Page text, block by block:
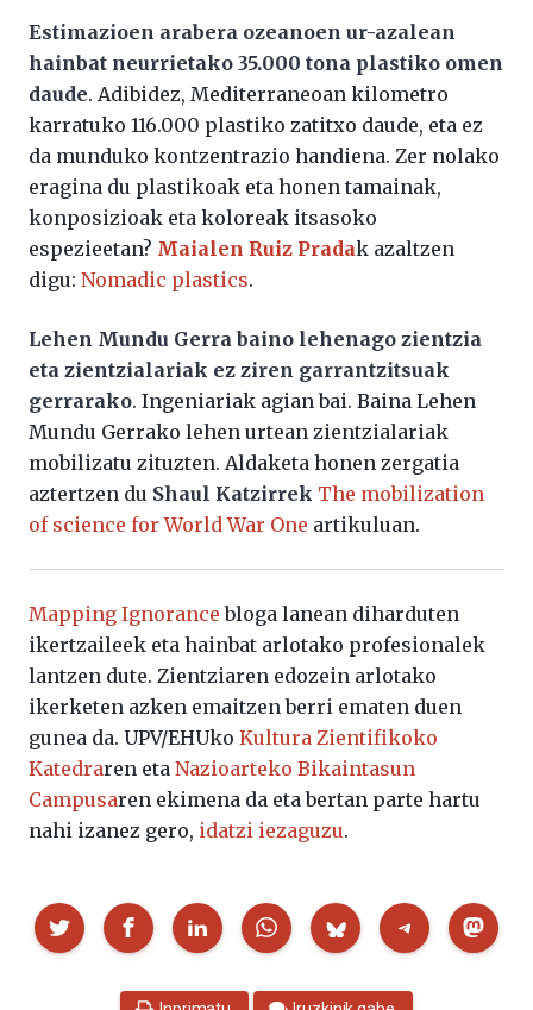
Estimazioen arabera ozeanoen ur-azalean
hainbat neurrietako 35.000 tona plastiko omen
daude. Adibidez, Mediterraneoan kilometro
karratuko 116.000 plastiko zatitxo daude, eta ez
da munduko kontzentrazio handiena. Zer nolako
eragina du plastikoak eta honen tamainak,
konposizioak eta koloreak itsasoko
espezieetan? Maialen Ruiz Pradak azaltzen
digu: Nomadic plastics.
Lehen Mundu Gerra baino lehenago zientzia
eta zientzialariak ez ziren garrantzitsuak
gerrarako. Ingeniariak agian bai. Baina Lehen
Mundu Gerrako lehen urtean zientzialariak
mobilizatu zituzten. Aldaketa honen zergatia
aztertzen du Shaul Katzirrek The mobilization
of science for World War One artikuluan.
Mapping Ignorance bloga lanean diharduten
ikertzaileek eta hainbat arlotako profesionalek
lantzen dute. Zientziaren edozein arlotako
ikerketen azken emaitzen berri ematen duen
gunea da. UPV/EHUko Kultura Zientifikoko
Katedraren eta Nazioarteko Bikaintasun
Campusaren ekimena da eta bertan parte hartu
nahi izanez gero, idatzi iezaguzu.
Partekatu